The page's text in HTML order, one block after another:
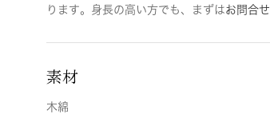
ります。身長の高い方でも、まずはお問合せ
素材
木綿